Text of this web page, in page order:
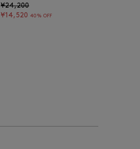
¥24,200
¥14,520 40% OFF